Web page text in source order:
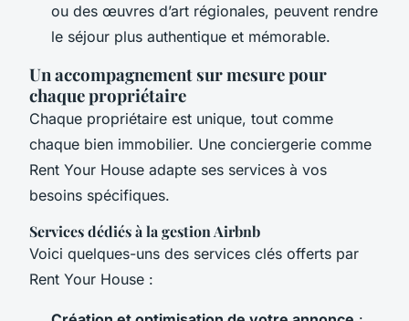
ou des œuvres d’art régionales, peuvent rendre
le séjour plus authentique et mémorable.
Un accompagnement sur mesure pour
chaque propriétaire
Chaque propriétaire est unique, tout comme
chaque bien immobilier. Une conciergerie comme
Rent Your House adapte ses services à vos
besoins spécifiques.
Services dédiés à la gestion Airbnb
Voici quelques-uns des services clés offerts par
Rent Your House :